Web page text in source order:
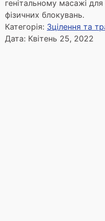
генітальному масажі
фізичних блокувань.
Категорія: Зцілення та
Дата: Квітень 25, 2022